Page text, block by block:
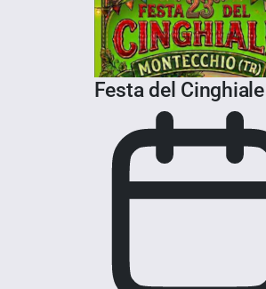
Festa del Cinghiale